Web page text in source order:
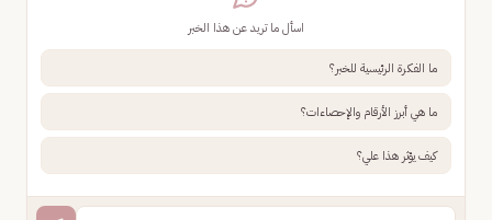
اسأل ما تريد عن هذا الخبر
ما الفكرة الرئيسية للخبر؟
ما هي أبرز الأرقام والإحصاءات؟
كيف يؤثر هذا علي؟